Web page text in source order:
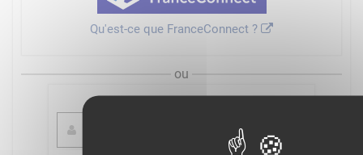
Qu'est-ce que FranceConnect ?
ou